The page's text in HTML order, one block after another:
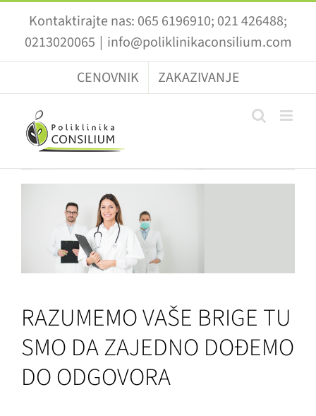
content
Kontaktirajte nas: 065 6196910; 021 426488;
0213020065 | info@poliklinikaconsilium.com
CENOVNIK
ZAKAZIVANJE
RAZUMEMO VAŠE BRIGE TU
SMO DA ZAJEDNO DOĐEMO
DO ODGOVORA